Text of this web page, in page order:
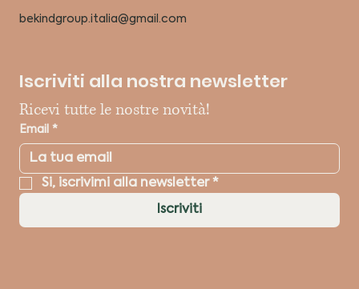
bekindgroup.italia@gmail.com
Iscriviti alla nostra newsletter
Ricevi tutte le nostre novità!
Email *
Si, iscrivimi alla newsletter *
Iscriviti